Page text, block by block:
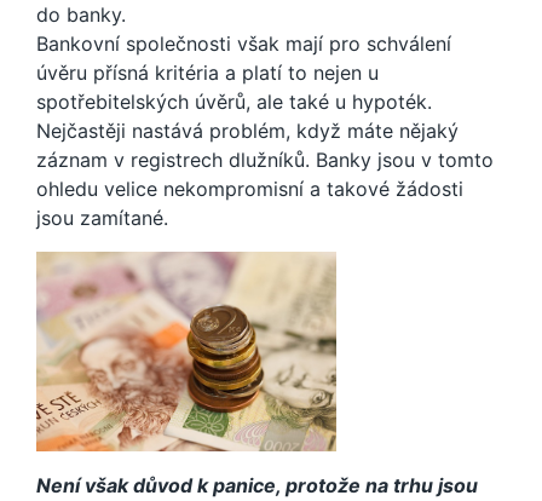
do banky.
Bankovní společnosti však mají pro schválení
úvěru přísná kritéria a platí to nejen u
spotřebitelských úvěrů, ale také u hypoték.
Nejčastěji nastává problém, když máte nějaký
záznam v registrech dlužníků. Banky jsou v tomto
ohledu velice nekompromisní a takové žádosti
jsou zamítané.
Není však důvod k panice, protože na trhu jsou